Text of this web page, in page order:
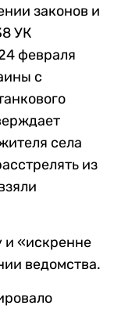
законов и
УК
февраля
с
села
из
и «искренне
ведомства.